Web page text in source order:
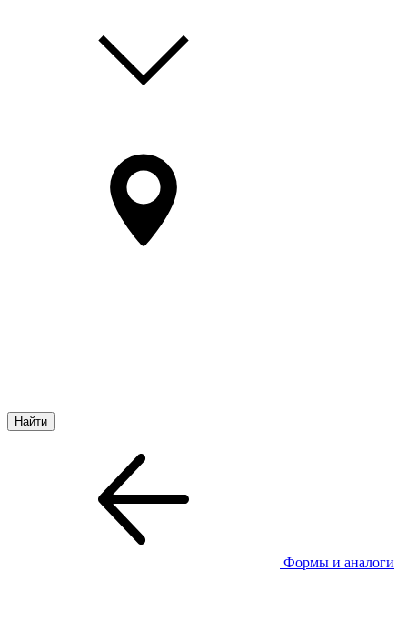
Формы и аналоги